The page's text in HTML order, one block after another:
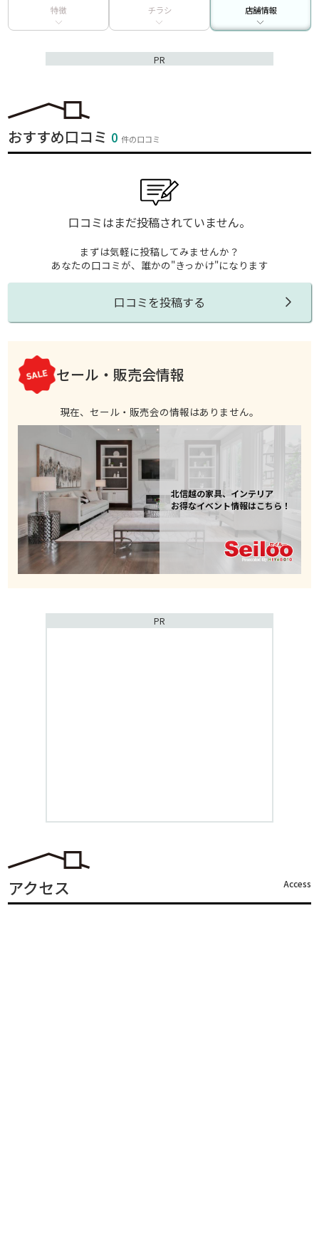
特徴 チラシ 店舗情報
PR
おすすめ口コミ 0件の口コミ
口コミはまだ投稿されていません。
まずは気軽に投稿してみませんか？
あなたの口コミが、誰かの"きっかけ"になります
口コミを投稿する
セール・販売会情報
現在、セール・販売会の情報はありません。
北信越の家具、インテリア
お得なイベント情報はこちら！
PR
アクセス Access